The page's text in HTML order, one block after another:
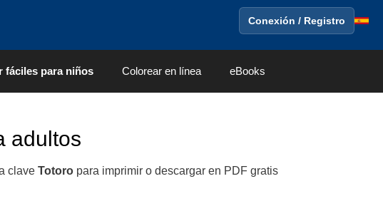
Conexión / Registro
fáciles para niños Colorear en línea eBooks
adultos
clave Totoropara imprimir o descargar en PDF gratis